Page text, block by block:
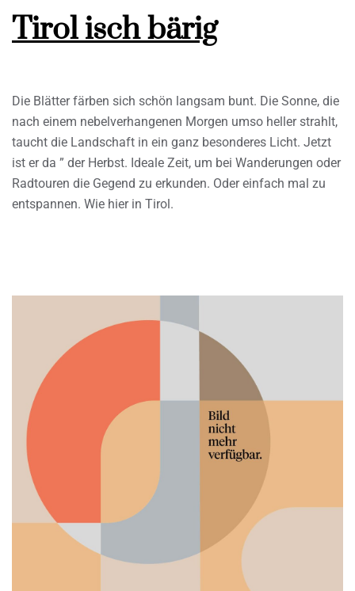
Tirol isch bärig
Die Blätter färben sich schön langsam bunt. Die Sonne, die
nach einem nebelverhangenen Morgen umso heller strahlt,
taucht die Landschaft in ein ganz besonderes Licht. Jetzt
ist er da ” der Herbst. Ideale Zeit, um bei Wanderungen oder
Radtouren die Gegend zu erkunden. Oder einfach mal zu
entspannen. Wie hier in Tirol.